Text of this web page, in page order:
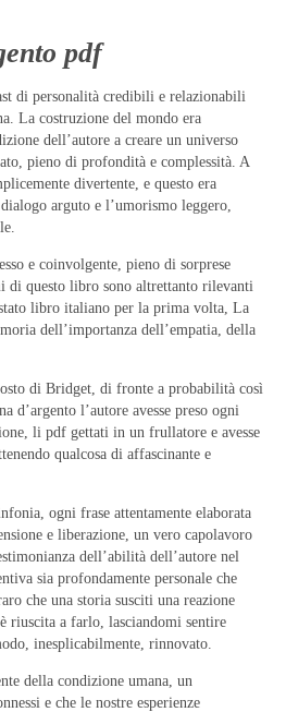
pdf
di personalità credibili e relazionabili
La costruzione del mondo era
dell’autore a creare un universo
pieno di profondità e complessità. A
divertente, e questo era
arguto e l’umorismo leggero,
e coinvolgente, pieno di sorprese
di questo libro sono altrettanto rilevanti
libro italiano per la prima volta, La
dell’importanza dell’empatia, della
di Bridget, di fronte a probabilità così
d’argento l’autore avesse preso ogni
li pdf gettati in un frullatore e avesse
qualcosa di affascinante e
ogni frase attentamente elaborata
e liberazione, un vero capolavoro
dell’abilità dell’autore nel
sia profondamente personale che
che una storia susciti una reazione
riuscita a farlo, lasciandomi sentire
inesplicabilmente, rinnovato.
della condizione umana, un
e che le nostre esperienze